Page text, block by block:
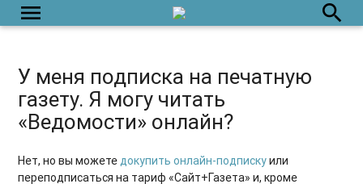
menu search
У меня подписка на печатную
газету. Я могу читать
«Ведомости» онлайн?
Нет, но вы можетедокупить онлайн-подпискуили
переподписаться на тариф «Сайт+Газета» и, кроме